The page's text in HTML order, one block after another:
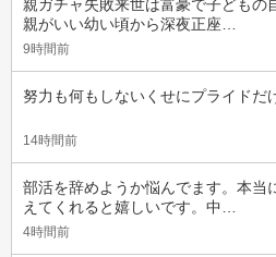
親ガチャ失敗来世は富豪で子どもの
親がいい幼い頃から深夜正座…
9時間前
努力も何もしないくせにプライドだ
14時間前
部活を辞めようか悩んでます。本当
えてくれると嬉しいです。中…
4時間前